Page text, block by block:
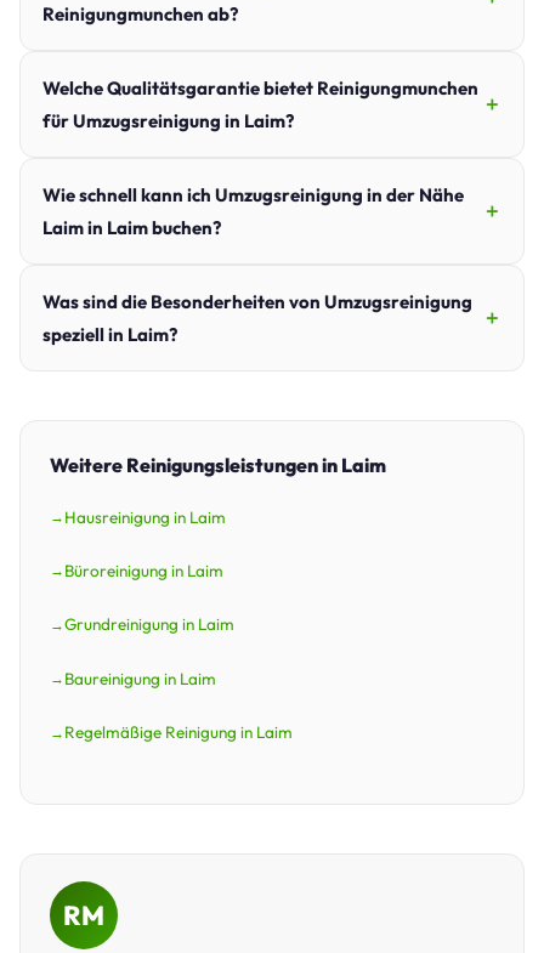
Reinigungmunchen ab?
Welche Qualitätsgarantie bietet Reinigungmunchen
für Umzugsreinigung in Laim?
Wie schnell kann ich Umzugsreinigung in der Nähe
Laim in Laim buchen?
Was sind die Besonderheiten von Umzugsreinigung
speziell in Laim?
Weitere Reinigungsleistungen in Laim
Hausreinigung in Laim
Büroreinigung in Laim
Grundreinigung in Laim
Baureinigung in Laim
Regelmäßige Reinigung in Laim
RM